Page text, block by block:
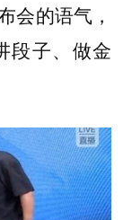
会的语气，
段子、做金